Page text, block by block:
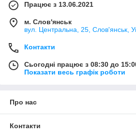
Працює з 13.06.2021
м. Слов'янськ
вул. Центральна, 25, Слов'янськ,
Контакти
Сьогодні працює з 08:30 до
Показати весь графік роботи
Про нас
Контакти